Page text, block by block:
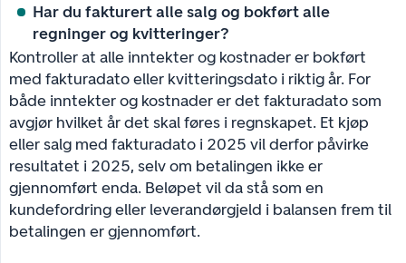
Har du fakturert alle salg og bokført alle
regninger og kvitteringer?
Kontroller at alle inntekter og kostnader er bokført
med fakturadato eller kvitteringsdato i riktig år. For
både inntekter og kostnader er det fakturadato som
avgjør hvilket år det skal føres i regnskapet. Et kjøp
eller salg med fakturadato i 2025 vil derfor påvirke
resultatet i 2025, selv om betalingen ikke er
gjennomført enda. Beløpet vil da stå som en
kundefordring eller leverandørgjeld i balansen frem til
betalingen er gjennomført.